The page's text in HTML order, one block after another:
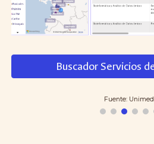
Buscador Servicios
Fuente: